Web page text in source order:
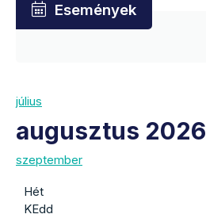
Események
július
augusztus 2026
szeptember
Hét
KEdd